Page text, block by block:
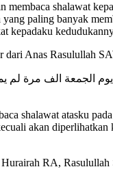
membaca shalawat
yang paling banyak
kepadaku
dari Anas Rasulullah
الجمعة الف مرة لم
shalawat atasku
akan diperlihatkan
RA, Rasulullah